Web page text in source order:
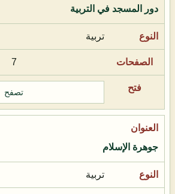
دور المسجد في التربية
تربية
7
تصفح
جوهرة الإسلام
تربية